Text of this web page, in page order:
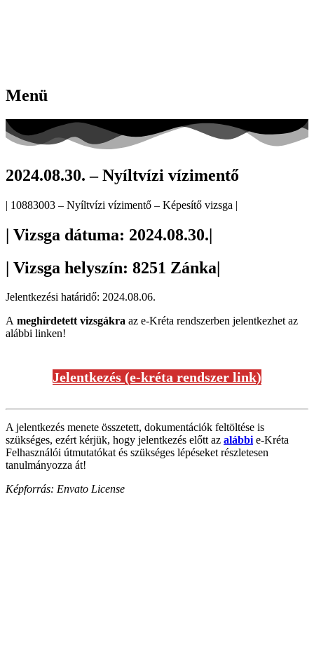
Menü
2024.08.30. – Nyíltvízi vízimentő
| 10883003 – Nyíltvízi vízimentő – Képesítő vizsga |
| Vizsga dátuma: 2024.08.30.|
| Vizsga helyszín: 8251 Zánka|
Jelentkezési határidő: 2024.08.06.
A meghirdetett vizsgákra az e-Kréta rendszerben jelentkezhet az
alábbi linken!
Jelentkezés (e-kréta rendszer link)
A jelentkezés menete összetett, dokumentációk feltöltése is
szükséges, ezért kérjük, hogy jelentkezés előtt az alábbie-Kréta
Felhasználói útmutatókat és szükséges lépéseket részletesen
tanulmányozza át!
Képforrás: Envato License